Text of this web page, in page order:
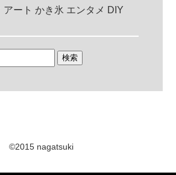
アート かき氷 エンタメ DIY
©2015 nagatsuki